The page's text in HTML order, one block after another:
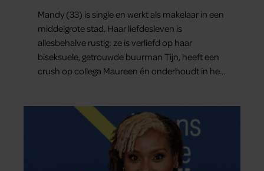
Mandy (33) is single en werkt als makelaar in een
middelgrote stad. Haar liefdesleven is
allesbehalve rustig: ze is verliefd op haar
biseksuele, getrouwde buurman Tijn, heeft een
crush op collega Maureen én onderhoudt in het
kort wat er de afgelopen dagen allemaal in haar
leven gebeurde.